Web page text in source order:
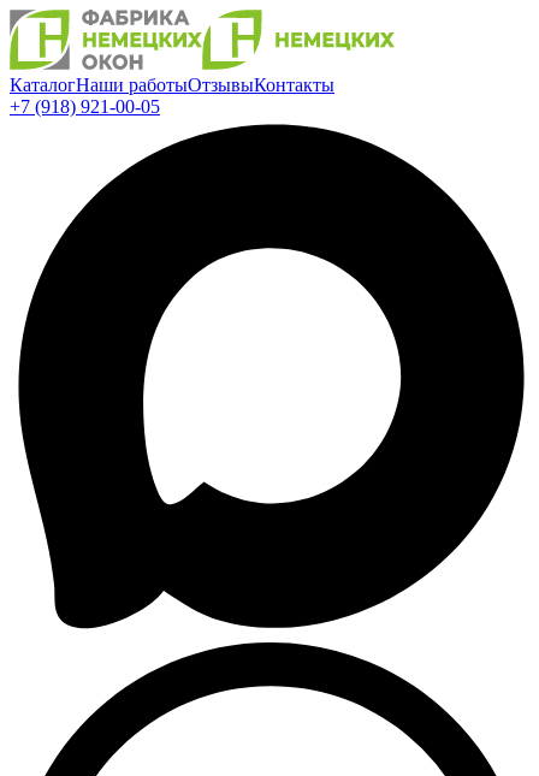
КаталогНаши работыОтзывыКонтакты
+7 (918) 921-00-05